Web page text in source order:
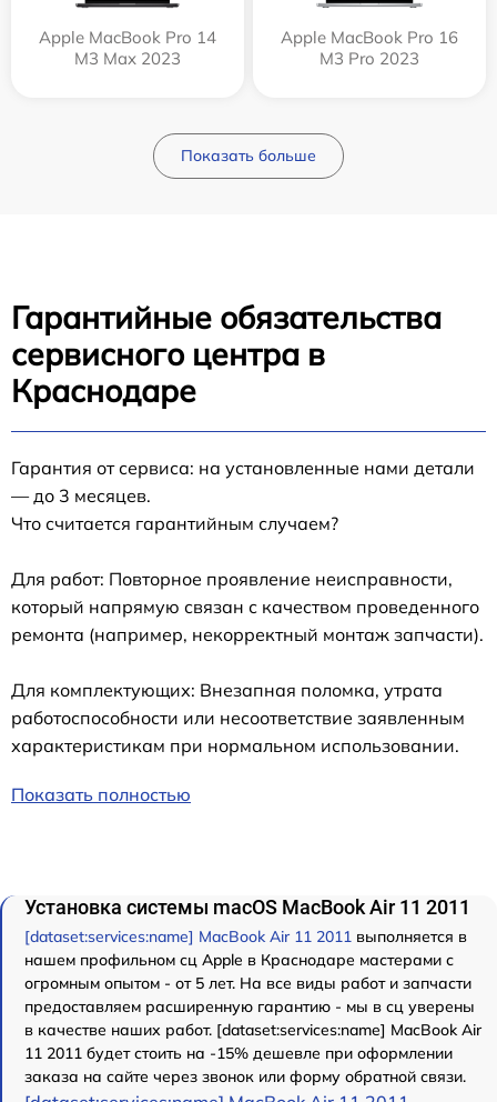
Apple MacBook Pro 14
M3 Max 2023
Apple MacBook Pro 16
M3 Pro 2023
Показать больше
Гарантийные обязательства
сервисного центра в
Краснодаре
Гарантия от сервиса: на установленные нами детали
— до 3 месяцев.
Что считается гарантийным случаем?
Для работ: Повторное проявление неисправности,
который напрямую связан с качеством проведенного
ремонта (например, некорректный монтаж запчасти).
Для комплектующих: Внезапная поломка, утрата
работоспособности или несоответствие заявленным
характеристикам при нормальном использовании.
Показать полностью
Установка системы macOS MacBook Air 11 2011
[dataset:services:name] MacBook Air 11 2011 выполняется в
нашем профильном сц Apple в Краснодаре мастерами с
огромным опытом - от 5 лет. На все виды работ и запчасти
предоставляем расширенную гарантию - мы в сц уверены
в качестве наших работ. [dataset:services:name] MacBook Air
11 2011 будет стоить на -15% дешевле при оформлении
заказа на сайте через звонок или форму обратной связи.